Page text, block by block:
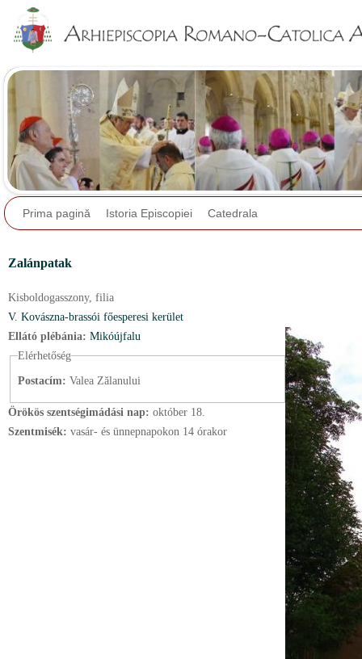
Prima pagină Istoria Episcopiei Catedrala
Zalánpatak
Kisboldogasszony, filia
V. Kovászna-brassói főesperesi kerület
Ellátó plébánia: Mikóújfalu
Elérhetőség
Postacím: Valea Zălanului
Örökös szentségimádási nap: október 18.
Szentmisék: vasár- és ünnepnapokon 14 órakor